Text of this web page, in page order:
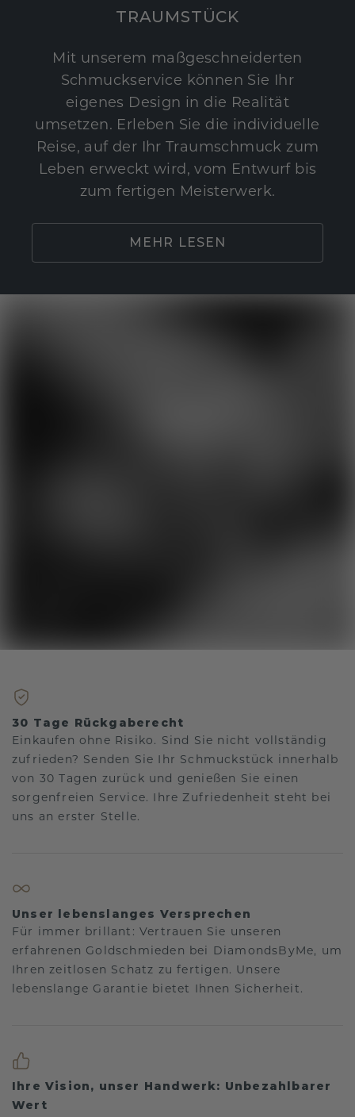
TRAUMSTÜCK
Mit unserem maßgeschneiderten
Schmuckservice können Sie Ihr
eigenes Design in die Realität
umsetzen. Erleben Sie die individuelle
Reise, auf der Ihr Traumschmuck zum
Leben erweckt wird, vom Entwurf bis
zum fertigen Meisterwerk.
MEHR LESEN
30 Tage Rückgaberecht
Einkaufen ohne Risiko. Sind Sie nicht vollständig
zufrieden? Senden Sie Ihr Schmuckstück innerhalb
von 30 Tagen zurück und genießen Sie einen
sorgenfreien Service. Ihre Zufriedenheit steht bei
uns an erster Stelle.
Unser lebenslanges Versprechen
Für immer brillant: Vertrauen Sie unseren
erfahrenen Goldschmieden bei DiamondsByMe, um
Ihren zeitlosen Schatz zu fertigen. Unsere
lebenslange Garantie bietet Ihnen Sicherheit.
Ihre Vision, unser Handwerk: Unbezahlbarer
Wert